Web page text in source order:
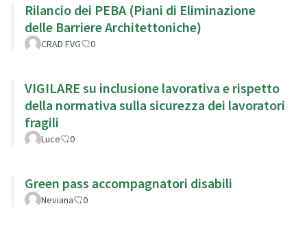
Rilancio dei PEBA (Piani di Eliminazione
delle Barriere Architettoniche)
CRAD FVG 0
VIGILARE su inclusione lavorativa e rispetto
della normativa sulla sicurezza dei lavoratori
fragili
Luce 0
Green pass accompagnatori disabili
Neviana 0